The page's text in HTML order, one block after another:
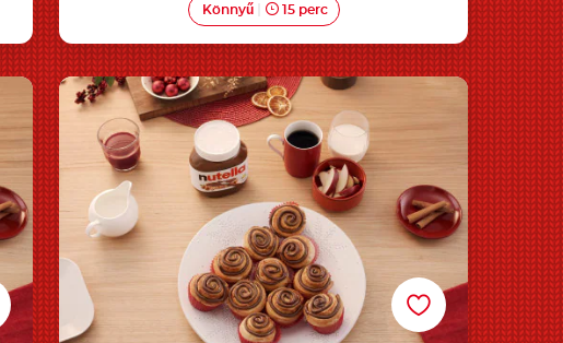
Könnyű 15 perc
Karácsonyi Fahéjas Csiga Nutella®-val